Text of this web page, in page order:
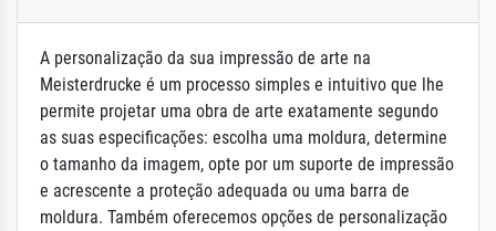
A personalização da sua impressão de arte na
Meisterdrucke é um processo simples e intuitivo que lhe
permite projetar uma obra de arte exatamente segundo
as suas especificações: escolha uma moldura, determine
o tamanho da imagem, opte por um suporte de impressão
e acrescente a proteção adequada ou uma barra de
moldura. Também oferecemos opções de personalização